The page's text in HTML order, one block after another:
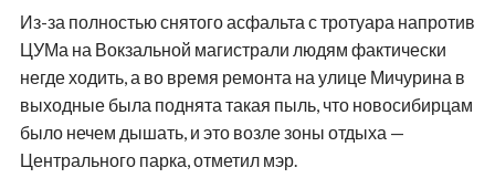
Из-за полностью снятого асфальта с тротуара напротив
ЦУМа на Вокзальной магистрали людям фактически
негде ходить, а во время ремонта на улице Мичурина в
выходные была поднята такая пыль, что новосибирцам
было нечем дышать, и это возле зоны отдыха —
Центрального парка, отметил мэр.